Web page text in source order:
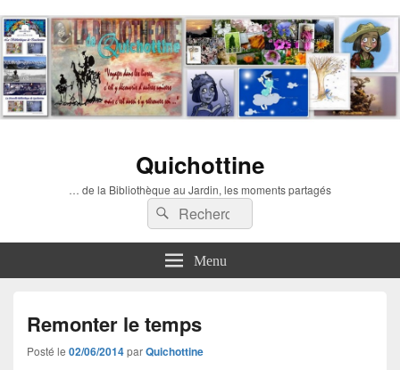
Quichottine
… de la Bibliothèque au Jardin, les moments partagés
Recherche :
Rechercher
Menu
Remonter le temps
Posté le 02/06/2014parQuichottine